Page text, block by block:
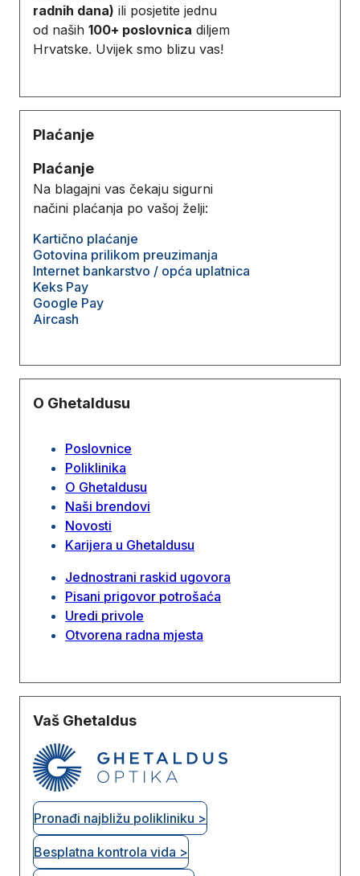
radnih dana) ili posjetite jednu
od naših 100+ poslovnica diljem
Hrvatske. Uvijek smo blizu vas!
Plaćanje
Plaćanje
Na blagajni vas čekaju sigurni
načini plaćanja po vašoj želji:
Kartično plaćanje
Gotovina prilikom preuzimanja
Internet bankarstvo / opća uplatnica
Keks Pay
Google Pay
Aircash
O Ghetaldusu
Poslovnice
Poliklinika
O Ghetaldusu
Naši brendovi
Novosti
Karijera u Ghetaldusu
Jednostrani raskid ugovora
Pisani prigovor potrošaća
Uredi privole
Otvorena radna mjesta
Vaš Ghetaldus
Pronađi najbližu polikliniku >
Besplatna kontrola vida >